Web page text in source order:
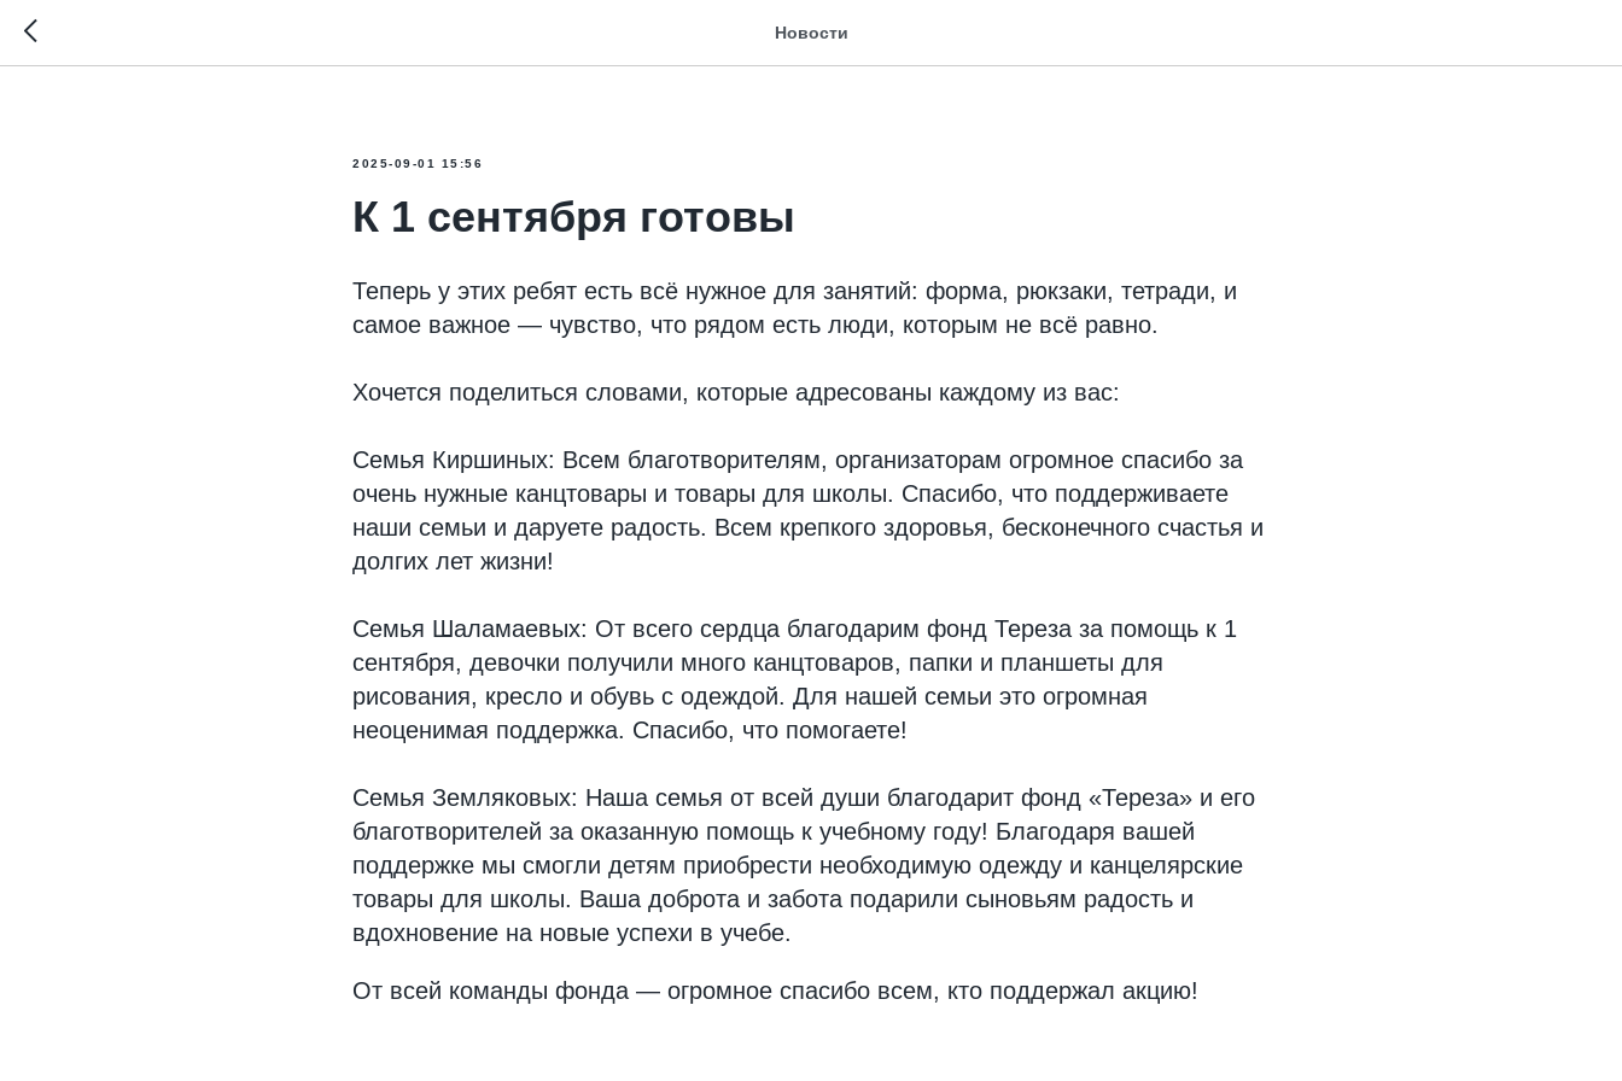
Новости
2025-09-01 15:56
К 1 сентября готовы
Теперь у этих ребят есть всё нужное для занятий: форма, рюкзаки, тетради, и
самое важное — чувство, что рядом есть люди, которым не всё равно.
Хочется поделиться словами, которые адресованы каждому из вас:
Семья Киршиных: Всем благотворителям, организаторам огромное спасибо за
очень нужные канцтовары и товары для школы. Спасибо, что поддерживаете
наши семьи и даруете радость. Всем крепкого здоровья, бесконечного счастья и
долгих лет жизни!
Семья Шаламаевых: От всего сердца благодарим фонд Тереза за помощь к 1
сентября, девочки получили много канцтоваров, папки и планшеты для
рисования, кресло и обувь с одеждой. Для нашей семьи это огромная
неоценимая поддержка. Спасибо, что помогаете!
Семья Земляковых: Наша семья от всей души благодарит фонд «Тереза» и его
благотворителей за оказанную помощь к учебному году! Благодаря вашей
поддержке мы смогли детям приобрести необходимую одежду и канцелярские
товары для школы. Ваша доброта и забота подарили сыновьям радость и
вдохновение на новые успехи в учебе.
От всей команды фонда — огромное спасибо всем, кто поддержал акцию!